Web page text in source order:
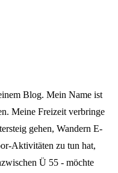
Blog. Mein Name ist
Meine Freizeit verbringe
gehen, Wandern E-
Aktivitäten zu tun hat,
Ü 55 - möchte